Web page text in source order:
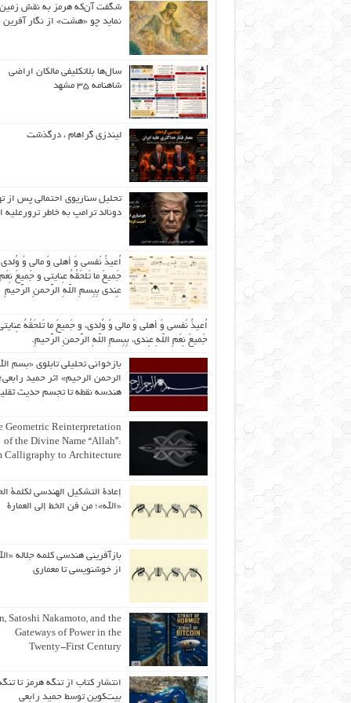
شگفت آن‌که هرمز به نقش زمین
نماید چو «هشت» از نگار آفرین
سال‌ها بلاتکلیفی مالکان اراضی
شاهنامه ۳۵ مشهد
لیندزی گراهام ، درگذشت
تحلیل سناریوی احتمالی پس از
دونالد ترامپ به خاطر ترورعلیه
اُعیذُ نَفسی وَ أهلی وَ مالی وَ
جَمیعَ ما تَلحَقُهُ عِنایتی و جَمیعَ نِعَمِ
عِندی بِبِسمِ اللّهِ الرَّحمنِ الرَّحیمِ
اُعیذُ نَفسی وَ أهلی وَ مالی وَ وُلدی، و جَمیعَ ما تَلحَقُهُ
جَمیعَ نِعَمِ اللّهِ عِندی، بِبِسمِ اللّهِ الرَّحمنِ الرَّحیمِ.
بازخوانی تحلیلی تابلوی «بسم
الرحمن الرحیم» اثر حمید رابعی؛
هندسه نقطه تا تجسم حدیث
Geometric Reinterpretation
of the Divine Name “Allah”:
Calligraphy to Architecture
إعادة التشكيل الهندسي لكلمة
«الله»؛ من فن الخط إلى العمارة
بازآفرینی هندسی کلمه جلاله
از خوشنویسی تا معماری
Satoshi Nakamoto, and the
Gateways of Power in the
Twenty-First Century
انتشار کتاب از تنگه هرمز تا
بیت‌کوین توسط حمید رابعی